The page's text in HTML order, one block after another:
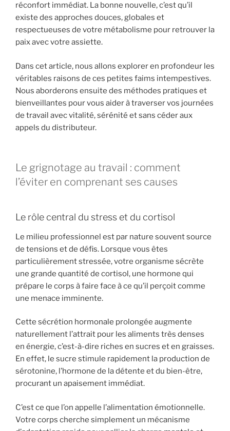
réconfort immédiat. La bonne nouvelle, c’est qu’il
existe des approches douces, globales et
respectueuses de votre métabolisme pour retrouver la
paix avec votre assiette.
Dans cet article, nous allons explorer en profondeur les
véritables raisons de ces petites faims intempestives.
Nous aborderons ensuite des méthodes pratiques et
bienveillantes pour vous aider à traverser vos journées
de travail avec vitalité, sérénité et sans céder aux
appels du distributeur.
Le grignotage au travail : comment
l’éviter en comprenant ses causes
Le rôle central du stress et du cortisol
Le milieu professionnel est par nature souvent source
de tensions et de défis. Lorsque vous êtes
particulièrement stressée, votre organisme sécrète
une grande quantité de cortisol, une hormone qui
prépare le corps à faire face à ce qu’il perçoit comme
une menace imminente.
Cette sécrétion hormonale prolongée augmente
naturellement l’attrait pour les aliments très denses
en énergie, c’est-à-dire riches en sucres et en graisses.
En effet, le sucre stimule rapidement la production de
sérotonine, l’hormone de la détente et du bien-être,
procurant un apaisement immédiat.
C’est ce que l’on appelle l’alimentation émotionnelle.
Votre corps cherche simplement un mécanisme